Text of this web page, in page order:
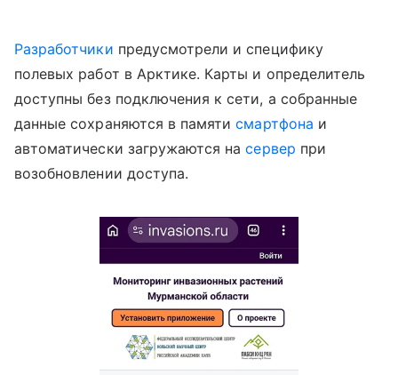
Разработчики предусмотрели и специфику
полевых работ в Арктике. Карты и определитель
доступны без подключения к сети, а собранные
данные сохраняются в памятисмартфона и
автоматически загружаются насервер при
возобновлении доступа.